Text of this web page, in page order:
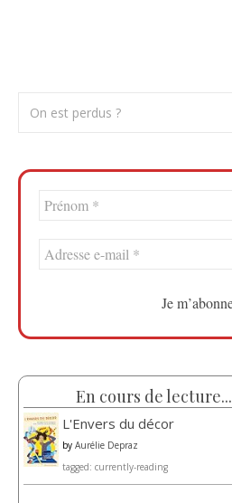
En cours de lecture...
L'Envers du décor
by Aurélie Depraz
tagged: currently-reading